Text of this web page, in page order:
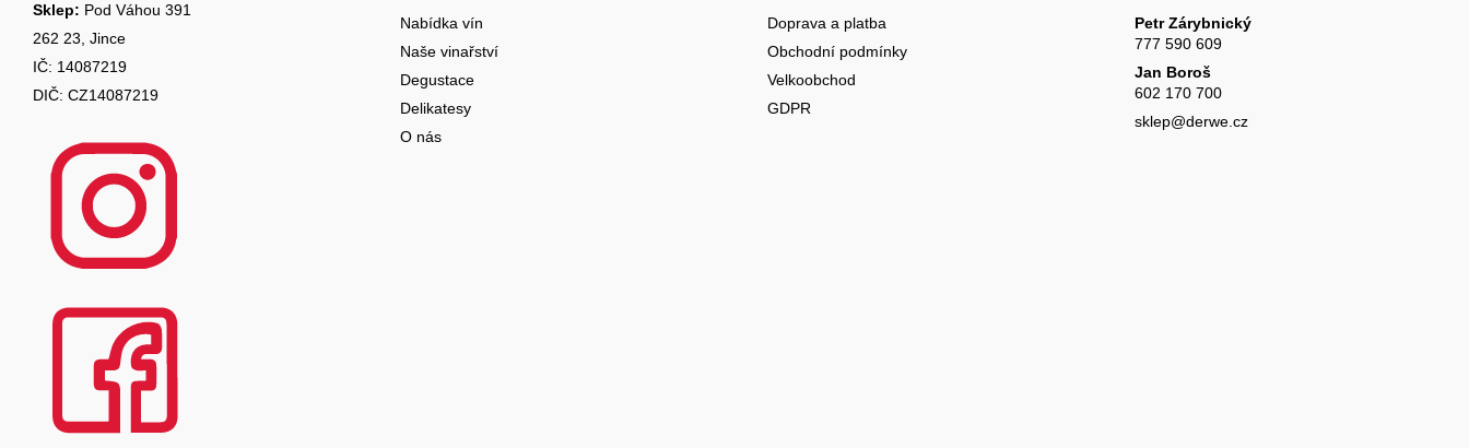
Sklep: Pod Váhou 391
262 23, Jince
IČ: 14087219
DIČ: CZ14087219
Nabídka vín
Naše vinařství
Degustace
Delikatesy
O nás
Doprava a platba
Obchodní podmínky
Velkoobchod
GDPR
Petr Zárybnický
777 590 609
Jan Boroš
602 170 700
sklep@derwe.cz